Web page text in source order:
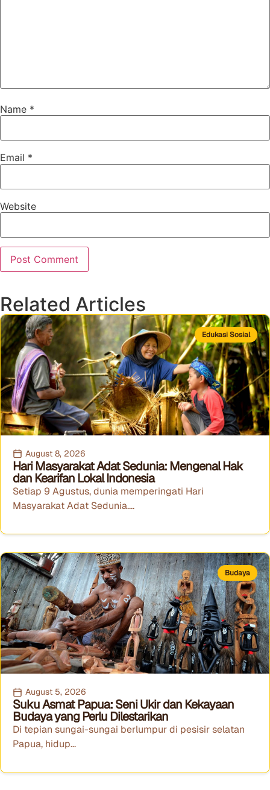
Name *
Email *
Website
Related Articles
Edukasi Sosial
August 8, 2026
Hari Masyarakat Adat Sedunia: Mengenal Hak
dan Kearifan Lokal Indonesia
Setiap 9 Agustus, dunia memperingati Hari
Masyarakat Adat Sedunia....
Budaya
August 5, 2026
Suku Asmat Papua: Seni Ukir dan Kekayaan
Budaya yang Perlu Dilestarikan
Di tepian sungai-sungai berlumpur di pesisir selatan
Papua, hidup...